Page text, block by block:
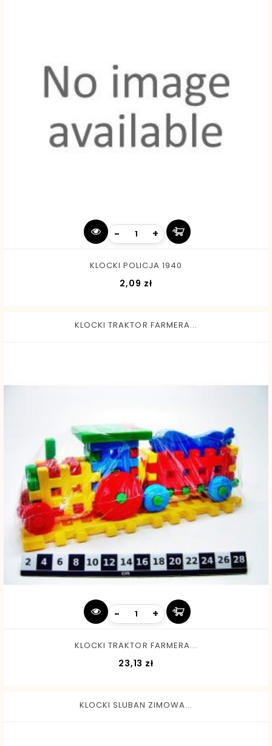
- +
KLOCKI POLICJA 1940
2,09 złCena
KLOCKI TRAKTOR FARMERA...
- +
KLOCKI TRAKTOR FARMERA...
23,13 zł
KLOCKI SLUBAN ZIMOWA...